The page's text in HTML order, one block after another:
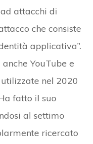
attacchi di
che consiste
applicativa”.
YouTube e
nel 2020
fatto il suo
al settimo
ricercato